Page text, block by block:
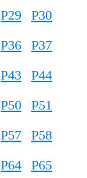
P29
P30
P36
P37
P43
P44
P50
P51
P57
P58
P64
P65